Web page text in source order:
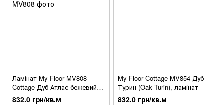
Ламінат My Floor MV808
Cottage Дуб Атлас бежевий
(Atlas Oak Beige)
832.0 грн/кв.м
My Floor Cottage MV854 Дуб
Турин (Oak Turin), ламінат
832.0 грн/кв.м